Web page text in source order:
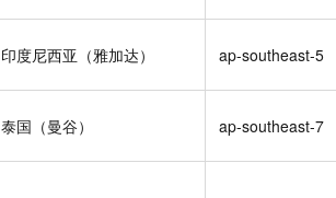
印度尼西亚（雅加达） ap-southeast-5
泰国（曼谷） ap-southeast-7
即刻拥有